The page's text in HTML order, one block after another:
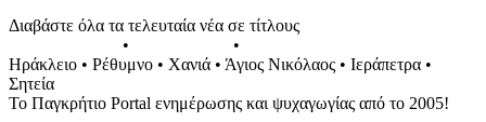
Διαβάστε όλα τα τελευταία νέα σε τίτλους
• •
Ηράκλειο • Ρέθυμνο • Χανιά • Άγιος Νικόλαος • Ιεράπετρα •
Σητεία
Το Παγκρήτιο Portal ενημέρωσης και ψυχαγωγίας από το 2005!